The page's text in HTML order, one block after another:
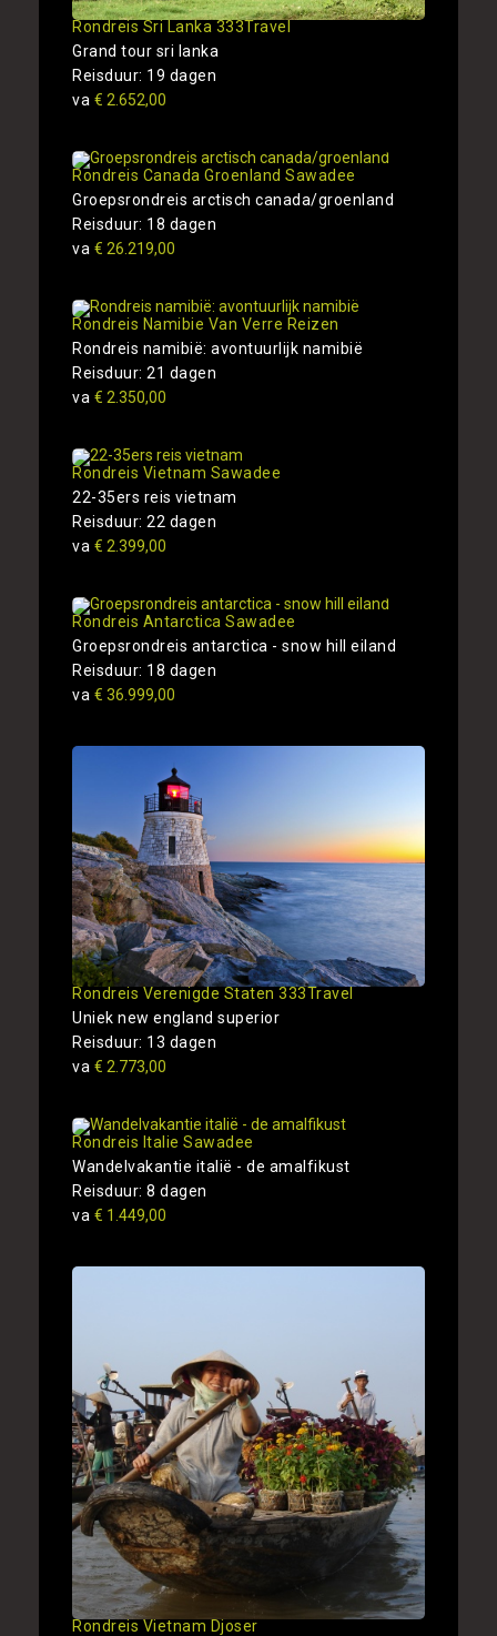
Rondreis Sri Lanka 333Travel
Grand tour sri lanka
Reisduur: 19 dagen
va € 2.652,00
Rondreis Canada Groenland Sawadee
Groepsrondreis arctisch canada/groenland
Reisduur: 18 dagen
va € 26.219,00
Rondreis Namibie Van Verre Reizen
Rondreis namibië: avontuurlijk namibië
Reisduur: 21 dagen
va € 2.350,00
Rondreis Vietnam Sawadee
22-35ers reis vietnam
Reisduur: 22 dagen
va € 2.399,00
Rondreis Antarctica Sawadee
Groepsrondreis antarctica - snow hill eiland
Reisduur: 18 dagen
va € 36.999,00
Rondreis Verenigde Staten 333Travel
Uniek new england superior
Reisduur: 13 dagen
va € 2.773,00
Rondreis Italie Sawadee
Wandelvakantie italië - de amalfikust
Reisduur: 8 dagen
va € 1.449,00
Rondreis Vietnam Djoser